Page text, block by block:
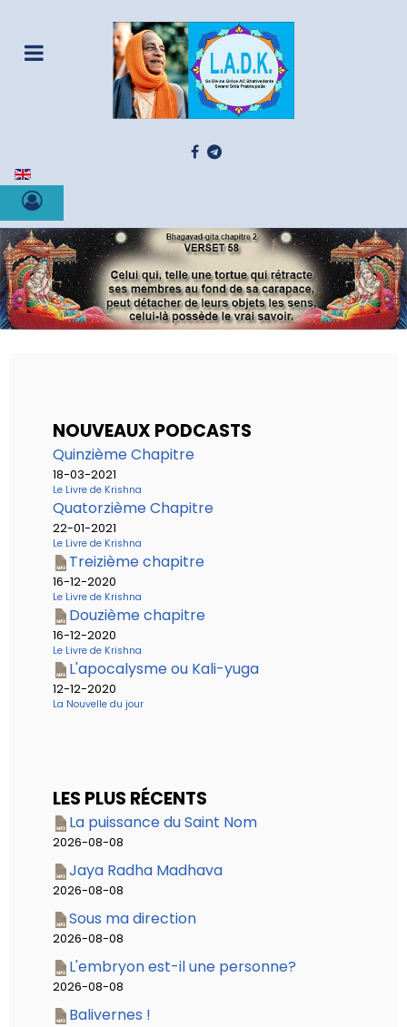
Sélectionnez votre langue
NOUVEAUX PODCASTS
Quinzième Chapitre
18-03-2021
Le Livre de Krishna
Quatorzième Chapitre
22-01-2021
Le Livre de Krishna
Treizième chapitre
16-12-2020
Le Livre de Krishna
Douzième chapitre
16-12-2020
Le Livre de Krishna
L'apocalysme ou Kali-yuga
12-12-2020
La Nouvelle du jour
LES PLUS RÉCENTS
La puissance du Saint Nom
2026-08-08
Jaya Radha Madhava
2026-08-08
Sous ma direction
2026-08-08
L'embryon est-il une personne?
2026-08-08
Balivernes !